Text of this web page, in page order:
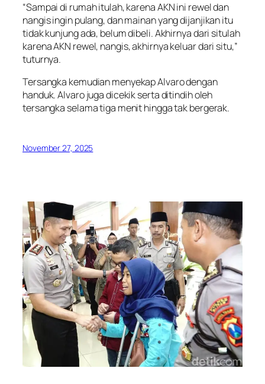
“Sampai di rumah itulah, karena AKN ini rewel dan
nangis ingin pulang, dan mainan yang dijanjikan itu
tidak kunjung ada, belum dibeli. Akhirnya dari situlah
karena AKN rewel, nangis, akhirnya keluar dari situ,”
tuturnya.
Tersangka kemudian menyekap Alvaro dengan
handuk. Alvaro juga dicekik serta ditindih oleh
tersangka selama tiga menit hingga tak bergerak.
November 27, 2025